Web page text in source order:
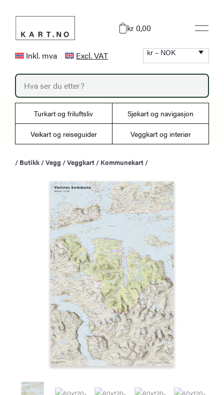
innhold
kr 0,00
Inkl. mva Excl. VAT kr – NOK
P
o
d
t
r
Turkart og friluftsliv Sjøkart og navigasjon
Veikart og reiseguider Veggkart og interiør
/ Butikk /Vegg /Veggkart / Kommunekart /